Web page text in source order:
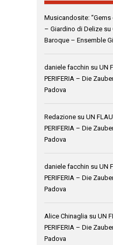
Musicandosite: “Gems
– Giardino di Delize su
Baroque – Ensemble
daniele facchin su UN
PERIFERIA – Die
Padova
Redazione su UN
PERIFERIA – Die
Padova
daniele facchin su UN
PERIFERIA – Die
Padova
Alice Chinaglia su UN
PERIFERIA – Die
Padova